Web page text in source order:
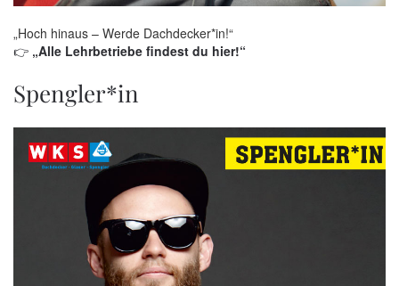
„Hoch hinaus – Werde Dachdecker*in!“
👉 „Alle Lehrbetriebe findest du hier!“
Spengler*in